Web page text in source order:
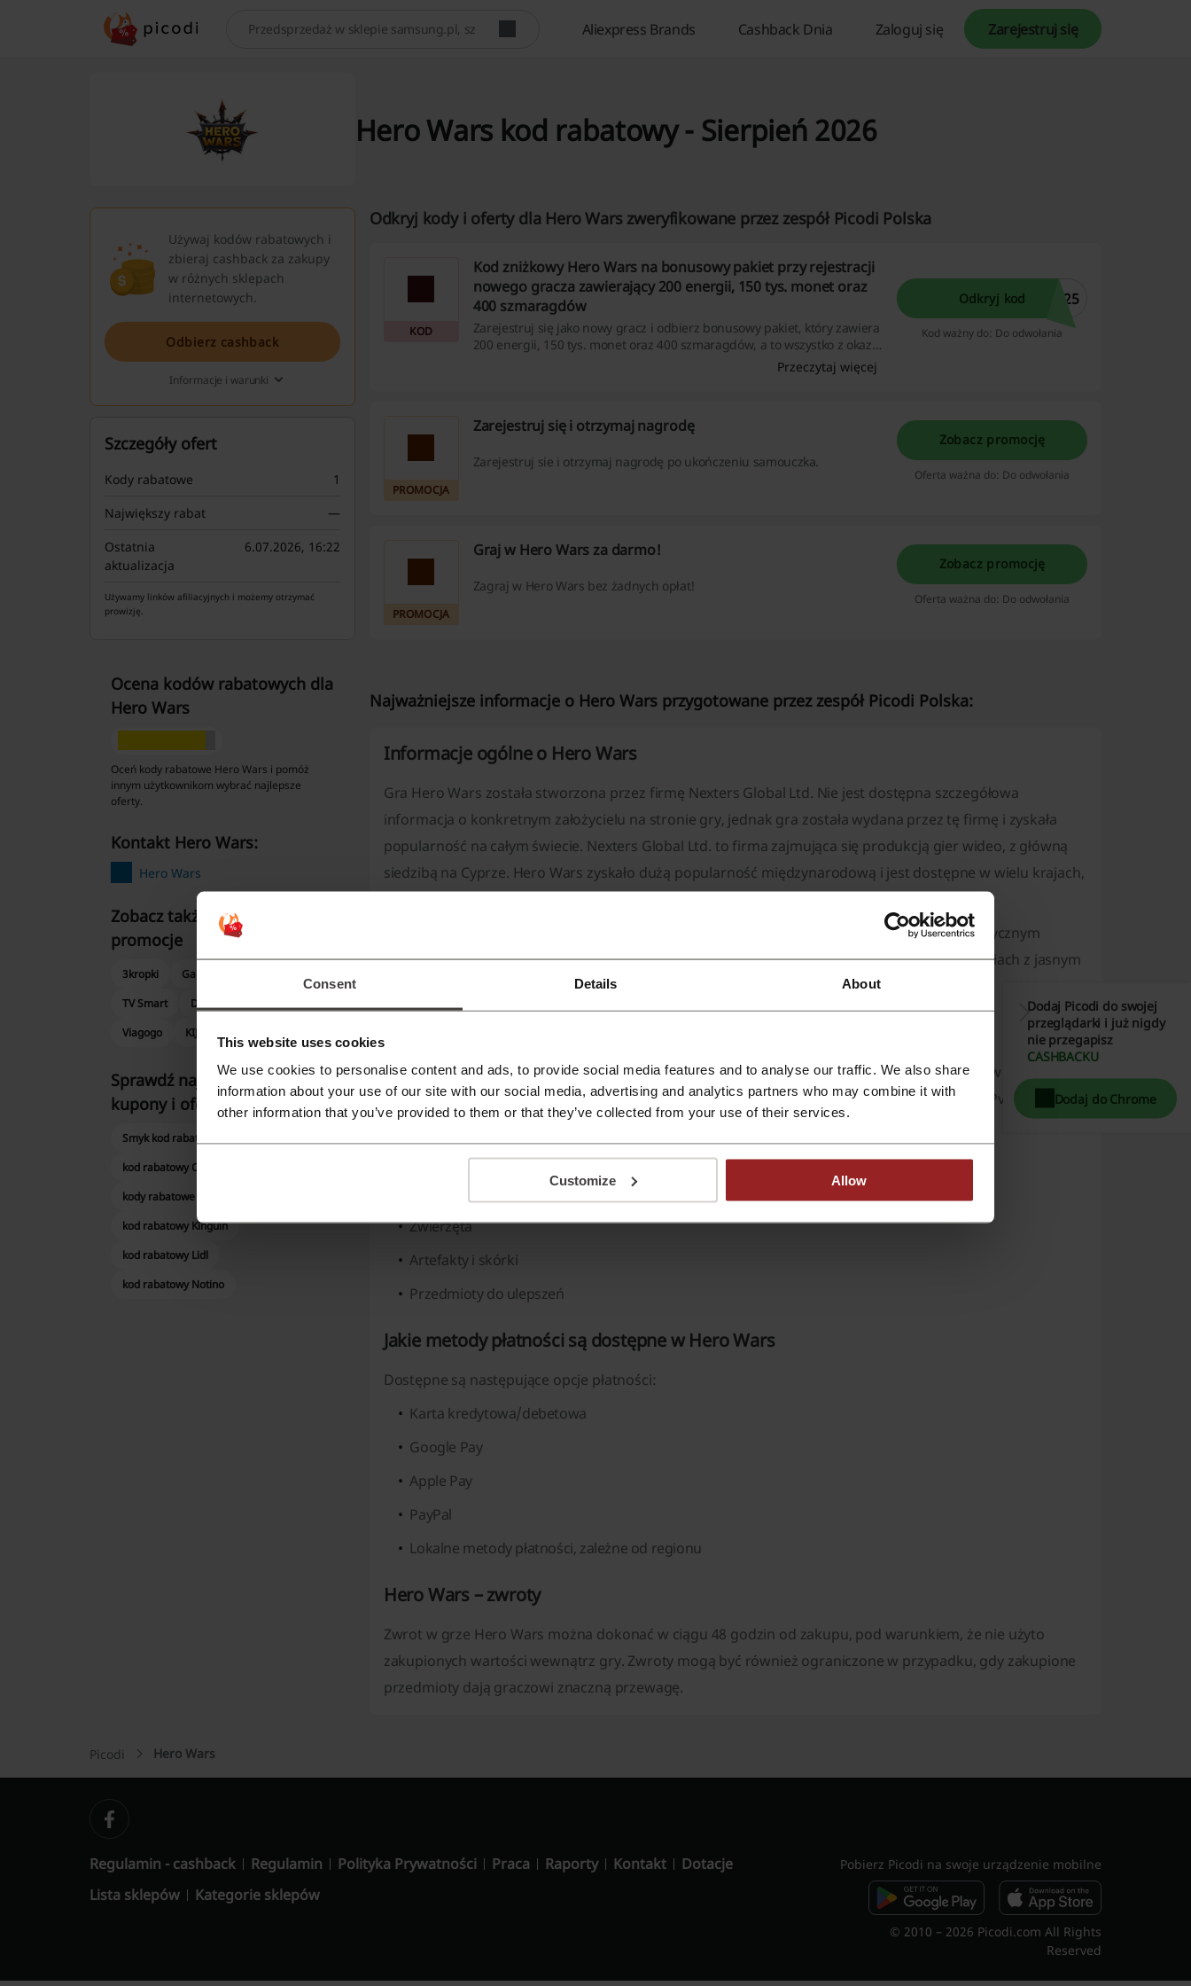
Consent Details About
This website uses cookies
We use cookies to personalise content and ads, to provide social media features and to analyse our traffic. We also share
information about your use of our site with our social media, advertising and analytics partners who may combine it with
other information that you’ve provided to them or that they’ve collected from your use of their services.
Customize Allow
Szukaj Aliexpress Brands Cashback Dnia Zaloguj się Zarejestruj się
Hero Wars kod rabatowy - Sierpień 2026
Odkryj kody i oferty dla Hero Wars zweryfikowane przez zespół Picodi Polska
KOD
Kod zniżkowy Hero Wars na bonusowy pakiet przy rejestracji
nowego gracza zawierający 200 energii, 150 tys. monet oraz
400 szmaragdów
Zarejestruj się jako nowy gracz i odbierz bonusowy pakiet, który zawiera
200 energii, 150 tys. monet oraz 400 szmaragdów, a to wszystko z okazji
przybycia Bohatera Ginger! Nie przegap tej niesamowitej szansy na
Przeczytaj więcej
Odkryj kod R25
Kod ważny do: Do odwołania
PROMOCJA
Zarejestruj się i otrzymaj nagrodę
Zarejestruj sie i otrzymaj nagrodę po ukończeniu samouczka.
Zobacz promocję
Oferta ważna do: Do odwołania
PROMOCJA
Graj w Hero Wars za darmo!
Zagraj w Hero Wars bez żadnych opłat!
Zobacz promocję
Oferta ważna do: Do odwołania
Używaj kodów rabatowych i
zbieraj cashback za zakupy
w różnych sklepach
internetowych.
Odbierz cashback
Informacje i warunki
Szczegóły ofert
Kody rabatowe
1
Największy rabat
—
Ostatnia
aktualizacja
6.07.2026, 16:22
Używamy linków afiliacyjnych i możemy otrzymać
prowizję.
Ocena kodów rabatowych dla
Hero Wars
Oceń kody rabatowe Hero Wars i pomóż
innym użytkownikom wybrać najlepsze
oferty.
kontakt Hero Wars:
Hero Wars
Zobacz także podobne kody i
promocje
3kropki Gamivo
TV Smart
Disney Plus
Viagogo
KIJOW
Sprawdź najpopularniejsze
kupony i oferty
Smyk kod rabatowy
kod rabatowy CCC
kody rabatowe C&A
kod rabatowy Kinguin
kod rabatowy Lidl
kod rabatowy Notino
Najważniejsze informacje o Hero Wars przygotowane przez zespół Picodi Polska:
Informacje ogólne o Hero Wars
Gra Hero Wars została stworzona przez firmę Nexters Global Ltd. Nie jest dostępna szczegółowa
informacja o konkretnym założycielu na stronie gry, jednak gra została wydana przez tę firmę i zyskała
popularność na całym świecie. Nexters Global Ltd. to firma zajmująca się produkcją gier wideo, z główną
siedzibą na Cyprze. Hero Wars zyskało dużą popularność międzynarodową i jest dostępne w wielu krajach,
Nazwa "Hero Wars" odnosi się do walki bohaterów w epickiej walce dobra ze złem w fantastycznym
świecie Dominionu. Logo gry przedstawia stylizowany napis "Hero Wars" w ciemnych odcieniach z jasnym
efektem świetlnym, który nadaje mu epicki, przyciągający wzrok wygląd.
Hero Wars to gra MMORPG, która oferuje różnorodne treści związane z bohaterami i walką w świecie
fantasy. Gracze mogą kolekcjonować bohaterów, ulepszać ich umiejętności i rywalizować w PvP oraz PvE.
W grze dostępne są:
Bohaterowie
Zwierzęta
Artefakty i skórki
Przedmioty do ulepszeń
Jakie metody płatności są dostępne w Hero Wars
Dostępne są następujące opcje płatności:
Karta kredytowa/debetowa
Google Pay
Apple Pay
PayPal
Lokalne metody płatności, zależne od regionu
Hero Wars – zwroty
Zwrot w grze Hero Wars można dokonać w ciągu 48 godzin od zakupu, pod warunkiem, że nie użyto
zakupionych wartości wewnątrz gry. Zwroty mogą być również ograniczone w przypadku, gdy zakupione
przedmioty dają graczowi znaczną przewagę.​
Picodi Hero Wars
Regulamin - cashback Regulamin Polityka Prywatności Praca Raporty Kontakt
Dotacje
Lista sklepów
Kategorie sklepów
Pobierz Picodi na swoje urządzenie mobilne
© 2010 – 2026 Picodi.com All Rights
Reserved
Dodaj Picodi do swojej
przeglądarki i już nigdy
nie przegapisz
CASHBACKU
Dodaj do Chrome